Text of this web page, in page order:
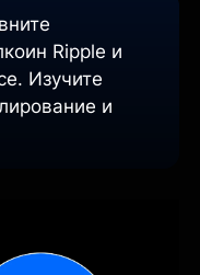
Ripple и
Изучите
и